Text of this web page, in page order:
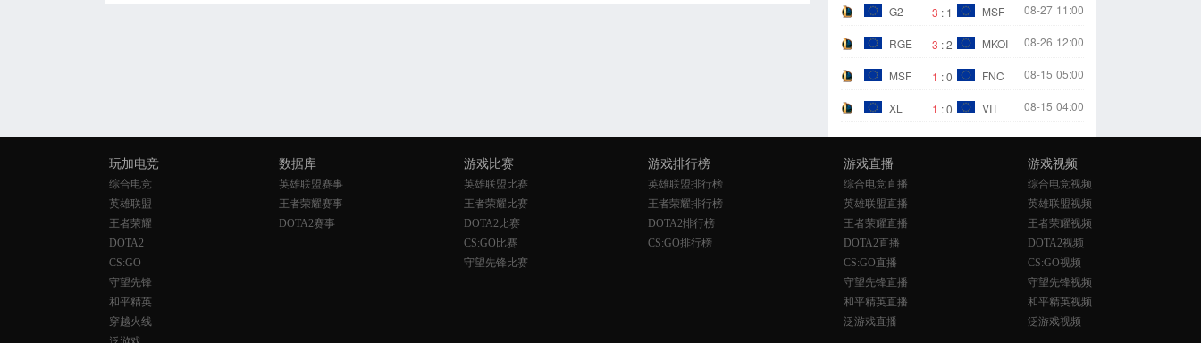
G2 3 : 1 MSF 08-27 11:00
RGE 3 :2 MKOI 08-26 12:00
MSF 1 :0 FNC 08-15 05:00
XL 1 :0 VIT 08-15 04:00
玩加电竞
综合电竞
英雄联盟
王者荣耀
DOTA2
CS:GO
守望先锋
和平精英
穿越火线
数据库
英雄联盟赛事
王者荣耀赛事
DOTA2赛事
游戏比赛
英雄联盟比赛
王者荣耀比赛
DOTA2比赛
CS:GO比赛
守望先锋比赛
游戏排行榜
英雄联盟排行榜
王者荣耀排行榜
DOTA2排行榜
CS:GO排行榜
游戏直播
综合电竞直播
英雄联盟直播
王者荣耀直播
DOTA2直播
CS:GO直播
守望先锋直播
和平精英直播
泛游戏直播
游戏视频
综合电竞视频
英雄联盟视频
王者荣耀视频
DOTA2视频
CS:GO视频
守望先锋视频
和平精英视频
泛游戏视频